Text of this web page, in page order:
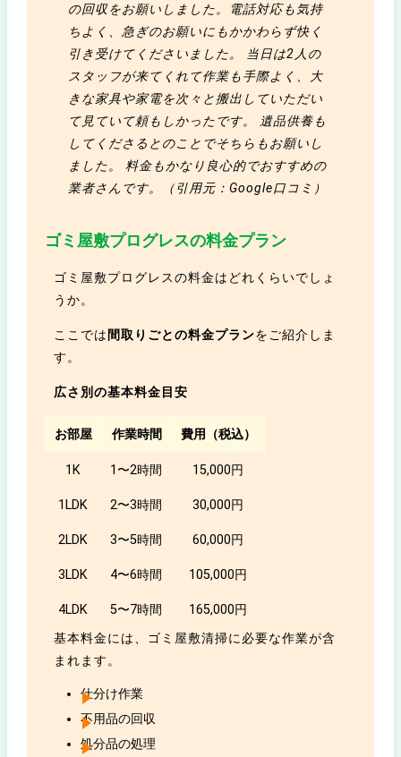
の回収をお願いしました。電話対応も気持
ちよく、急ぎのお願いにもかかわらず快く
引き受けてくださいました。 当日は2人の
スタッフが来てくれて作業も手際よく、大
きな家具や家電を次々と搬出していただい
て見ていて頼もしかったです。 遺品供養も
してくださるとのことでそちらもお願いし
ました。 料金もかなり良心的でおすすめの
業者さんです。（引用元：Google口コミ）
ゴミ屋敷プログレスの料金プラン
ゴミ屋敷プログレスの料金はどれくらいでしょ
うか。
ここでは間取りごとの料金プランをご紹介しま
す。
広さ別の基本料金目安
お部屋 作業時間 費用（税込）
1K 1〜2時間 15,000円
1LDK 2〜3時間 30,000円
2LDK 3〜5時間 60,000円
3LDK 4〜6時間 105,000円
4LDK 5〜7時間 165,000円
基本料金には、ゴミ屋敷清掃に必要な作業が含
まれます。
仕分け作業
不用品の回収
処分品の処理